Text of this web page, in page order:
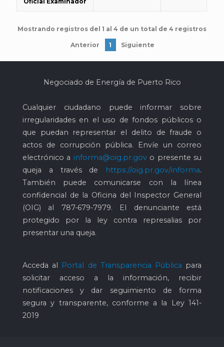
Mostrando registros del 1 al 4 de un total de 4 registros
Anterior 1 Siguiente
Negociado de Energía de Puerto Rico
Cualquier ciudadano puede informar sobre
irregularidades en el uso de fondos públicos o
que puedan representar el delito de fraude o
actos de corrupción pública. Envíe un correo
electrónico a informa@oig.pr.govo presente su
queja a través de
https://oig.pr.gov/informa.
También puede comunicarse con la línea
confidencial de la Oficina del Inspector General
(OIG) al 787-679-7979. El denunciante está
protegido por la ley contra represalias por
presentar una queja.
Acceda al Portal de Transparencia Pública para
solicitar acceso a la información, recibir
notificaciones y dar seguimiento de forma
segura y transparente, conforme a la Ley 141-
2019